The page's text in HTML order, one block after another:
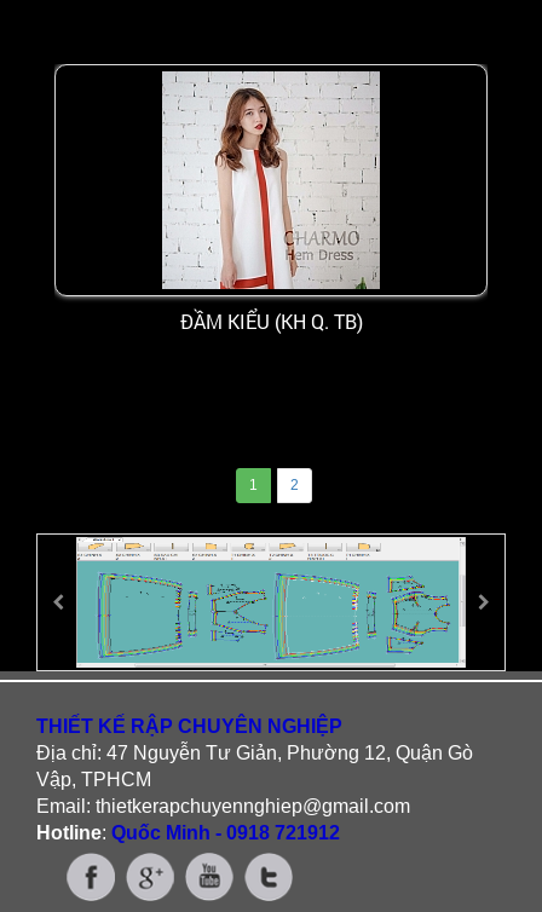
ĐẦM KIỂU (KH Q. TB)
1 2
THIẾT KẾ RẬP CHUYÊN NGHIỆP
Địa chỉ: 47 Nguyễn Tư Giản, Phường 12, Quận Gò
Vập, TPHCM
Email: thietkerapchuyennghiep@gmail.com
Hotline: Quốc Minh - 0918 721912